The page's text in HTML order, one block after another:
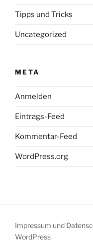
Tipps und Tricks
Uncategorized
META
Anmelden
Eintrags-Feed
Kommentar-Feed
WordPress.org
Impressum und
WordPress